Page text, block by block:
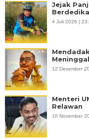
Jejak
4 Juli 2026 |
12 Desember
Menteri
Relawan
10 November